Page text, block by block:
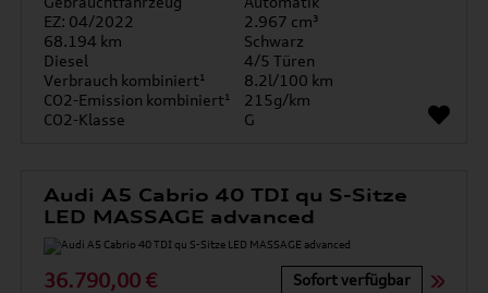
EZ: 04/2022
2.967 cm³
68.194 km
Schwarz
Diesel
4/5 Türen
Verbrauch kombiniert¹
8.2l/100 km
CO2-Emission kombiniert¹
215g/km
CO2-Klasse
G
Audi A5 Cabrio 40 TDI qu S-Sitze
LED MASSAGE advanced
36.790,00 € Sofort verfügbar